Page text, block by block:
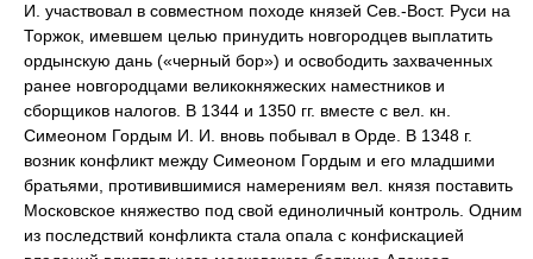
И. участвовал в совместном походе князей Сев.-Вост. Руси на
Торжок, имевшем целью принудить новгородцев выплатить
ордынскую дань («черный бор») и освободить захваченных
ранее новгородцами великокняжеских наместников и
сборщиков налогов. В 1344 и 1350 гг. вместе с вел. кн.
Симеоном Гордым И. И. вновь побывал в Орде. В 1348 г.
возник конфликт между Симеоном Гордым и его младшими
братьями, противившимися намерениям вел. князя поставить
Московское княжество под свой единоличный контроль. Одним
из последствий конфликта стала опала с конфискацией